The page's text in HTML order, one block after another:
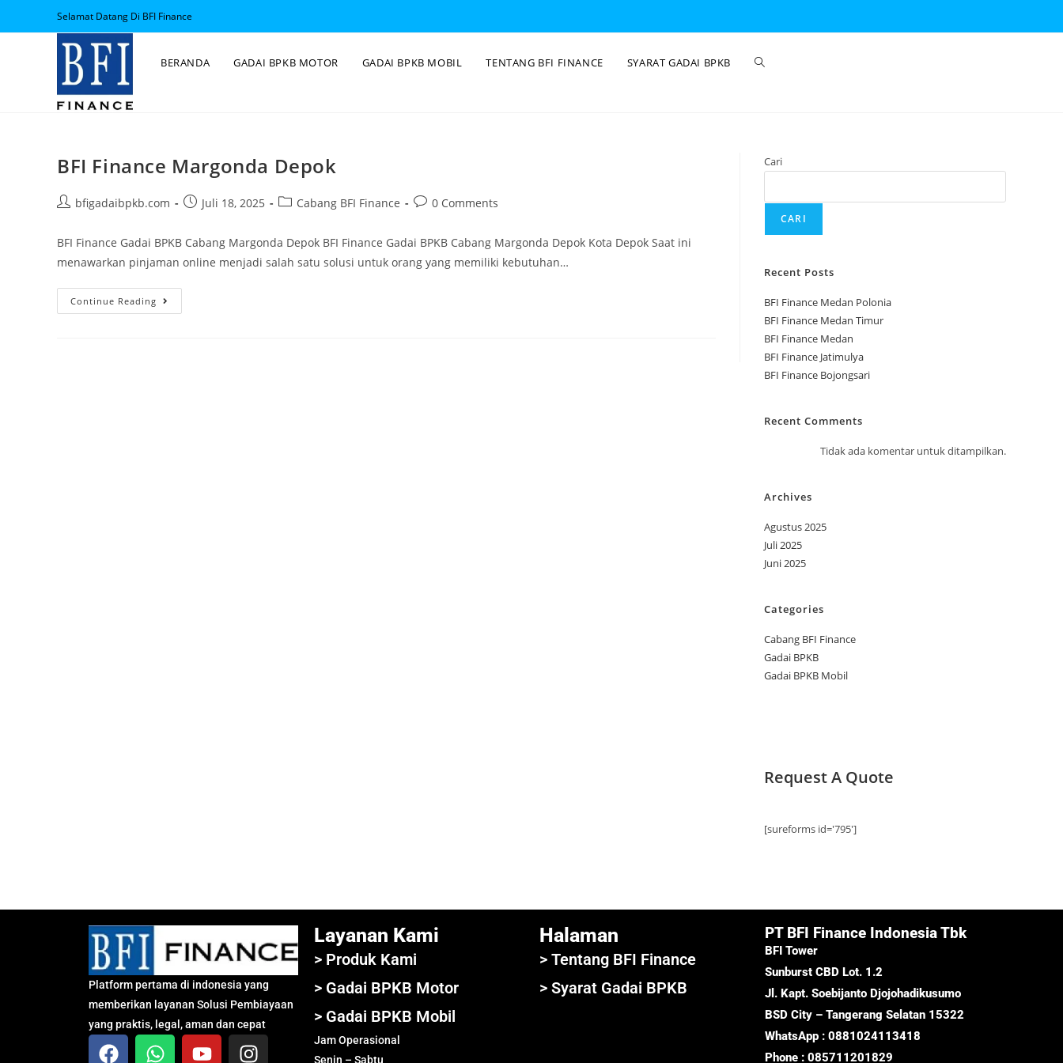
Selamat Datang Di BFI Finance
BERANDA GADAI BPKB MOTOR GADAI BPKB MOBIL TENTANG BFI FINANCE SYARAT GADAI BPKB
BFI Finance Margonda Depok
bfigadaibpkb.com Juli 18, 2025 Cabang BFI Finance 0 Comments
BFI Finance Gadai BPKB Cabang Margonda Depok BFI Finance Gadai BPKB Cabang Margonda Depok Kota Depok Saat ini
menawarkan pinjaman online menjadi salah satu solusi untuk orang yang memiliki kebutuhan…
Continue Reading
Cari
CARI
Recent Posts
BFI Finance Medan Polonia
BFI Finance Medan Timur
BFI Finance Medan
BFI Finance Jatimulya
BFI Finance Bojongsari
Recent Comments
Tidak ada komentar untuk ditampilkan.
Archives
Agustus 2025
Juli 2025
Juni 2025
Categories
Cabang BFI Finance
Gadai BPKB
Gadai BPKB Mobil
Request A Quote
[sureforms id='795']
Platform pertama di indonesia yang
memberikan layanan Solusi Pembiayaan
yang praktis, legal, aman dan cepat
Layanan Kami
> Produk Kami
> Gadai BPKB Motor
> Gadai BPKB Mobil
Jam Operasional
Senin – Sabtu
Halaman
> Tentang BFI Finance
> Syarat Gadai BPKB
PT BFI Finance Indonesia Tbk
BFI Tower
Sunburst CBD Lot. 1.2
Jl. Kapt. Soebijanto Djojohadikusumo
BSD City – Tangerang Selatan 15322
WhatsApp : 0881024113418
Phone : 085711201829